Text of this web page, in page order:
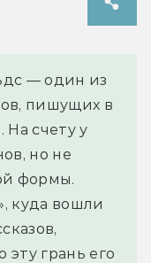
— один из
пишущих в
На счету у
но не
формы.
куда вошли
грань его